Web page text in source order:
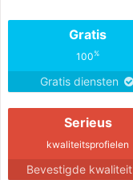
Gratis
100%
Gratis diensten
Serieus
kwaliteitsprofielen
Bevestigde kwaliteit